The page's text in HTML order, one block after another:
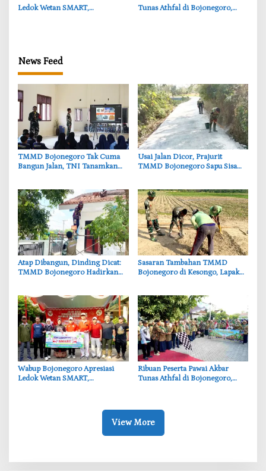
Ledok Wetan SMART,
Tunas Athfal di Bojonegoro,
News Feed
‎TMMD Bojonegoro Tak Cuma
Bangun Jalan, TNI Tanamkan
‎Usai Jalan Dicor, Prajurit
TMMD Bojonegoro Sapu Sisa
‎Atap Dibangun, Dinding Dicat:
TMMD Bojonegoro Hadirkan
‎Sasaran Tambahan TMMD
Bojonegoro di Kesongo, Lapak
‎Wabup Bojonegoro Apresiasi
Ledok Wetan SMART,
‎Ribuan Peserta Pawai Akbar
Tunas Athfal di Bojonegoro,
View More